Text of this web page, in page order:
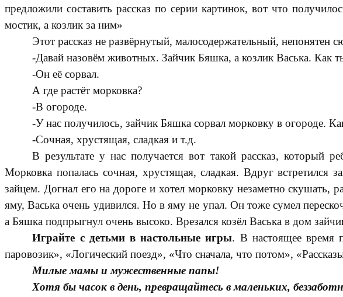
предложили составить рассказ по серии картинок, вот что
мостик, а козлик за ним»
Этот рассказ не развёрнутый, малосодержательный,
-Давай назовём животных. Зайчик Бяшка, а козлик Васька. Как
-Он её сорвал.
А где растёт морковка?
-В огороде.
-У нас получилось, зайчик Бяшка сорвал морковку в огороде.
-Сочная, хрустящая, сладкая и т.д.
В результате у нас получается вот такой рассказ, который
Морковка попалась сочная, хрустящая, сладкая. Вдруг встретился
зайцем. Догнал его на дороге и хотел морковку незаметно скушать,
яму, Васька очень удивился. Но в яму не упал. Он тоже сумел
а Бяшка подпрыгнул очень высоко. Врезался козёл Васька в дом
Играйте с детьми в настольные игры. В настоящее время
паровозик», «Логический поезд», «Что сначала, что потом»,
Милые мамы и мужественные папы!
Хотя бы часок в день, превращайтесь в маленьких,